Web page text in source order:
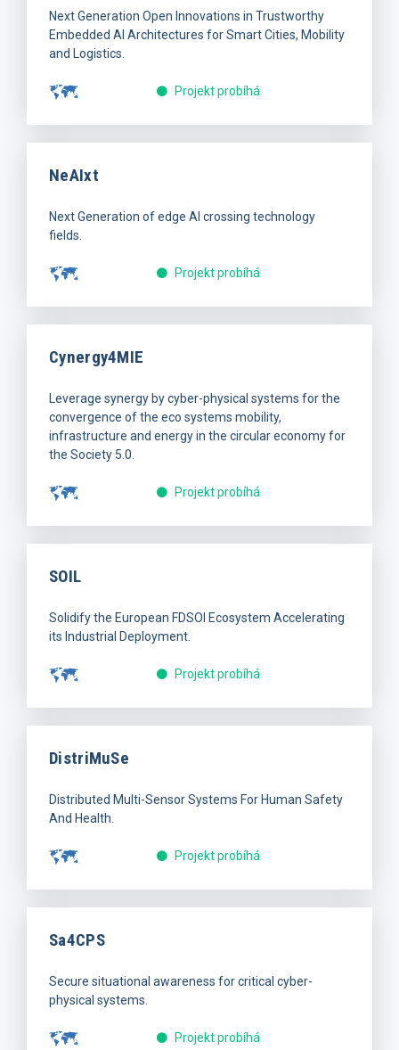
Next Generation Open Innovations in Trustworthy
Embedded AI Architectures for Smart Cities, Mobility
and Logistics.
Projekt probíhá
NeAIxt
Next Generation of edge AI crossing technology
fields.
Projekt probíhá
Cynergy4MIE
Leverage synergy by cyber-physical systems for the
convergence of the eco systems mobility,
infrastructure and energy in the circular economy for
the Society 5.0.
Projekt probíhá
SOIL
Solidify the European FDSOI Ecosystem Accelerating
its Industrial Deployment.
Projekt probíhá
DistriMuSe
Distributed Multi-Sensor Systems For Human Safety
And Health.
Projekt probíhá
Sa4CPS
Secure situational awareness for critical cyber-
physical systems.
Projekt probíhá